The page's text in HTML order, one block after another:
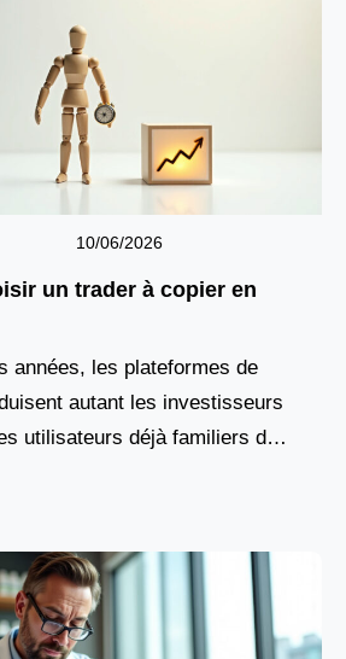
10/06/2026
un trader à copier en
années, les plateformes de
autant les investisseurs
utilisateurs déjà familiers des